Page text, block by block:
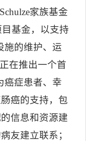
家族基金
基金，以支持
施的维护、运
正在推出一个首
癌症患者、幸
癌的支持，包
信息和资源建
友建立联系；